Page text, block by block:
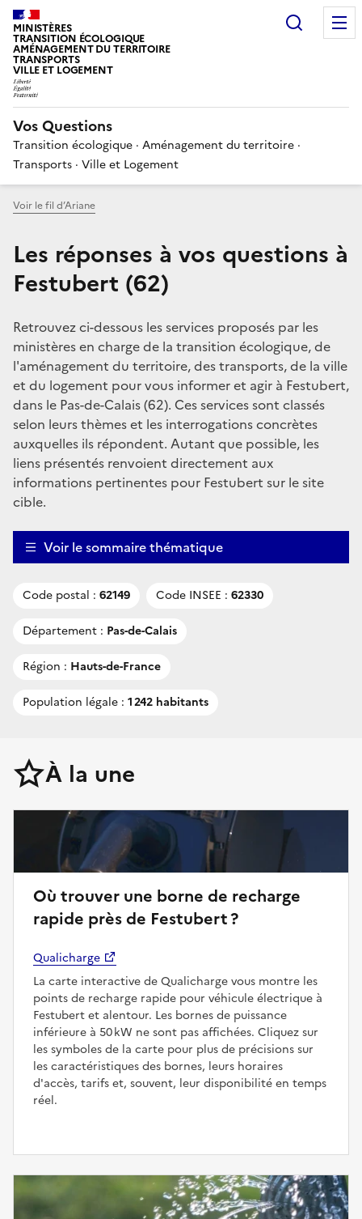
MINISTÈRES
TRANSITION ÉCOLOGIQUE
AMÉNAGEMENT DU TERRITOIRE
TRANSPORTS
VILLE ET LOGEMENT
Vos Questions
Transition écologique · Aménagement du territoire ·
Transports · Ville et Logement
Voir le fil d’Ariane
Les réponses à vos questions à
Festubert (62)
Retrouvez ci-dessous les services proposés par les
ministères en charge de la transition écologique, de
l'aménagement du territoire, des transports, de la ville
et du logement pour vous informer et agir à Festubert,
dans le Pas-de-Calais (62). Ces services sont classés
selon leurs thèmes et les interrogations concrètes
auxquelles ils répondent. Autant que possible, les
liens présentés renvoient directement aux
informations pertinentes pour Festubert sur le site
cible.
Voir le sommaire thématique
Code postal : 62149 Code INSEE : 62330
Département : Pas-de-Calais
Région : Hauts-de-France
Population légale : 1 242 habitants
À la une
Où trouver une borne de recharge
rapide près de Festubert ?
Qualicharge
La carte interactive de Qualicharge vous montre les
points de recharge rapide pour véhicule électrique à
Festubert et alentour. Les bornes de puissance
inférieure à 50 kW ne sont pas affichées. Cliquez sur
les symboles de la carte pour plus de précisions sur
les caractéristiques des bornes, leurs horaires
d'accès, tarifs et, souvent, leur disponibilité en temps
réel.